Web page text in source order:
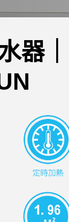
器